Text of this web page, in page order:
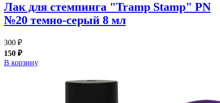
Лак для стемпинга "Tramp Stamp" PN
№20 темно-серый 8 мл
300 ₽
150 ₽
В корзину